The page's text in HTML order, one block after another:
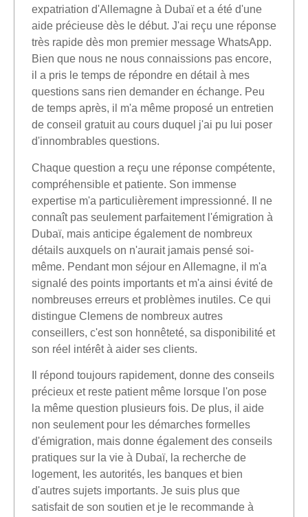
expatriation d'Allemagne à Dubaï et a été d'une
aide précieuse dès le début. J'ai reçu une réponse
très rapide dès mon premier message WhatsApp.
Bien que nous ne nous connaissions pas encore,
il a pris le temps de répondre en détail à mes
questions sans rien demander en échange. Peu
de temps après, il m'a même proposé un entretien
de conseil gratuit au cours duquel j'ai pu lui poser
d'innombrables questions.
Chaque question a reçu une réponse compétente,
compréhensible et patiente. Son immense
expertise m'a particulièrement impressionné. Il ne
connaît pas seulement parfaitement l'émigration à
Dubaï, mais anticipe également de nombreux
détails auxquels on n'aurait jamais pensé soi-
même. Pendant mon séjour en Allemagne, il m'a
signalé des points importants et m'a ainsi évité de
nombreuses erreurs et problèmes inutiles. Ce qui
distingue Clemens de nombreux autres
conseillers, c'est son honnêteté, sa disponibilité et
son réel intérêt à aider ses clients.
Il répond toujours rapidement, donne des conseils
précieux et reste patient même lorsque l'on pose
la même question plusieurs fois. De plus, il aide
non seulement pour les démarches formelles
d'émigration, mais donne également des conseils
pratiques sur la vie à Dubaï, la recherche de
logement, les autorités, les banques et bien
d'autres sujets importants. Je suis plus que
satisfait de son soutien et je le recommande à